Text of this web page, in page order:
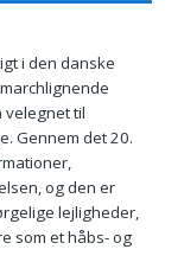
i den danske
velegnet til
Gennem det 20.
og den er
lejligheder,
som et håbs- og